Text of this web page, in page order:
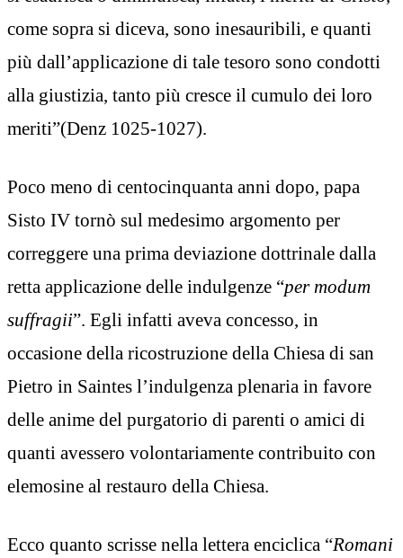
come sopra si diceva, sono inesauribili, e quanti
più dall’applicazione di tale tesoro sono condotti
alla giustizia, tanto più cresce il cumulo dei loro
meriti”(Denz 1025-1027).
Poco meno di centocinquanta anni dopo, papa
Sisto IV tornò sul medesimo argomento per
correggere una prima deviazione dottrinale dalla
retta applicazione delle indulgenze “per modum
suffragii”. Egli infatti aveva concesso, in
occasione della ricostruzione della Chiesa di san
Pietro in Saintes l’indulgenza plenaria in favore
delle anime del purgatorio di parenti o amici di
quanti avessero volontariamente contribuito con
elemosine al restauro della Chiesa.
Ecco quanto scrisse nella lettera enciclica “Romani